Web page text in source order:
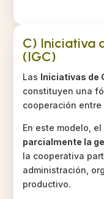
C) Iniciativa
(IGC)
Las Iniciativas de
constituyen una
cooperación
En este modelo,
parcialmente la
la cooperativa
administración,
productivo.